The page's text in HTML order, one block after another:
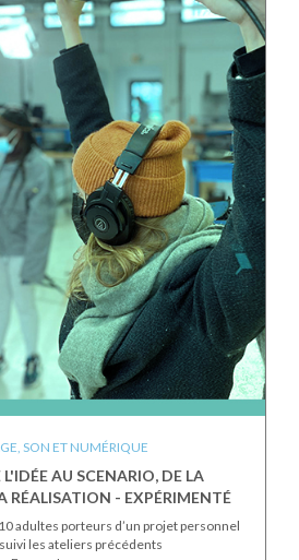
SON ET NUMÉRIQUE
AU SCENARIO, DE LA
RÉALISATION - EXPÉRIMENTÉ
adultes porteurs d’un projet personnel
les ateliers précédents